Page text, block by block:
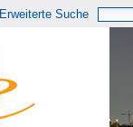
Erweiterte Suche